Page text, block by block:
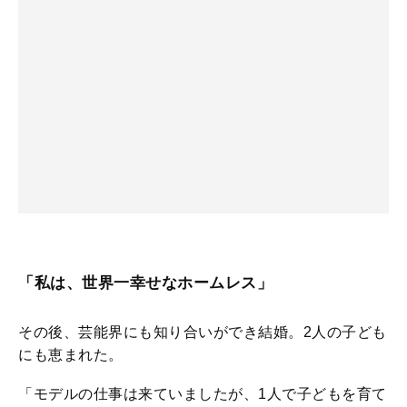
「私は、世界一幸せなホームレス」
その後、芸能界にも知り合いができ結婚。2人の子ども
にも恵まれた。
「モデルの仕事は来ていましたが、1人で子どもを育て